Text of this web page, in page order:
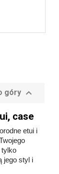
góry 
case
etui i
tylko
jego styl i